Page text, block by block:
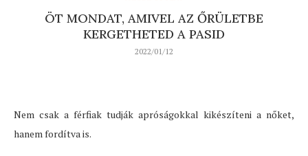
ÖT MONDAT, AMIVEL AZ ŐRÜLETBE
KERGETHETED A PASID
2022/01/12
Nem csak a férfiak tudják apróságokkal kikészíteni a nőket,
hanem fordítva is.